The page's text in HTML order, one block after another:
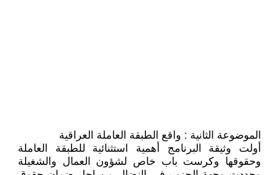
الموضوعة الثانية : واقع الطبقة العاملة العراقية
أولت وثيقة البرنامج أهمية استثنائية للطبقة العاملة
وحقوقها وكرست باب خاص لشؤون العمال والشغيلة